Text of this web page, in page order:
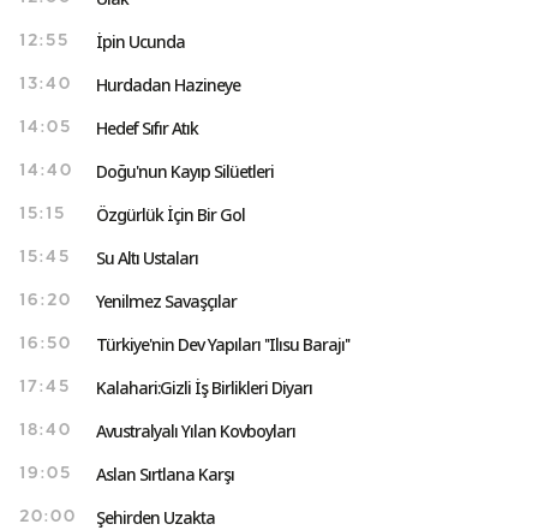
12:55 İpin Ucunda
13:40 Hurdadan Hazineye
14:05 Hedef Sıfır Atık
14:40 Doğu'nun Kayıp Silüetleri
15:15 Özgürlük İçin Bir Gol
15:45 Su Altı Ustaları
16:20 Yenilmez Savaşçılar
16:50 Türkiye'nin Dev Yapıları ''Ilısu Barajı''
17:45 Kalahari:Gizli İş Birlikleri Diyarı
18:40 Avustralyalı Yılan Kovboyları
19:05 Aslan Sırtlana Karşı
20:00 Şehirden Uzakta